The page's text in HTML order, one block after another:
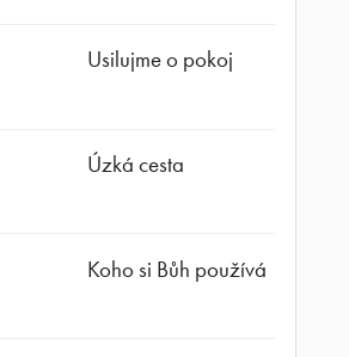
Usilujme o pokoj
Úzká cesta
Koho si Bůh používá